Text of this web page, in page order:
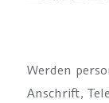
Werden
Anschrift,